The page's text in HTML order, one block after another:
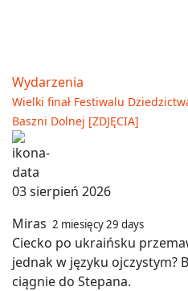
Wydarzenia
Wielki finał Festiwalu
Baszni Dolnej [ZDJĘCIA]
03 sierpień 2026
Miras 2 miesięcy 29 days
Ciecko po ukraińsku
jednak w języku ojczystym?
ciągnie do Stepana.